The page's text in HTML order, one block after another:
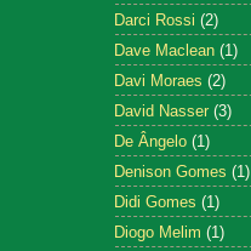
Darci Rossi (2)
Dave Maclean (1)
Davi Moraes (2)
David Nasser (3)
De Ângelo (1)
Denison Gomes (1)
Didi Gomes (1)
Diogo Melim (1)